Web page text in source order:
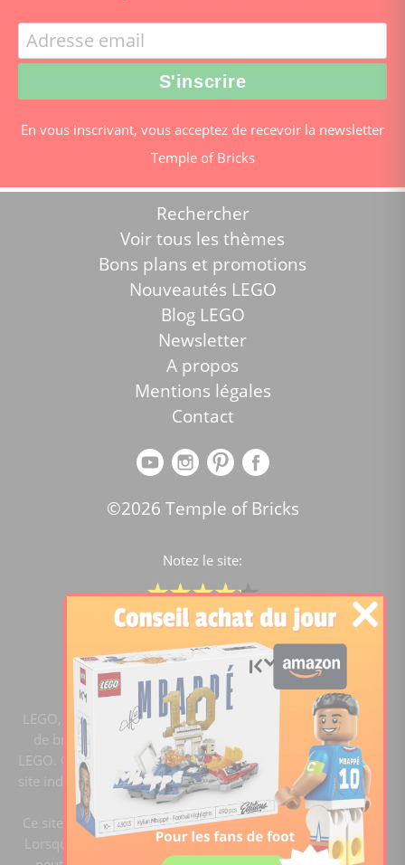
En vous inscrivant, vous acceptez de recevoir la newsletter
Temple of Bricks
Rechercher
Voir tous les thèmes
Bons plans et promotions
Nouveautés LEGO
Blog LEGO
Newsletter
A propos
Mentions légales
Contact
©2026 Temple of Bricks
Notez le site:
Comparateur de prix Lego
4.2/5 -15450notes
LEGO, le logo LEGO, la figurine LEGO et les configurations
de briques sont des marques commerciales du groupe
LEGO. ©2020 The LEGO Group. Templeofbricks.com est un
site indépendant du groupe LEGO, il n'est pas sponsorisé ni
validé par LEGO.
Ce site est membre du programme Ebay Partner Network.
Lorsque vous cliquez sur un lien et faites un achat, ce site